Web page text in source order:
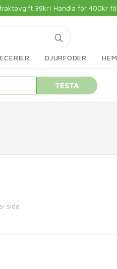
39kr! Handla för 400kr
DJURFODER
TESTA
sida